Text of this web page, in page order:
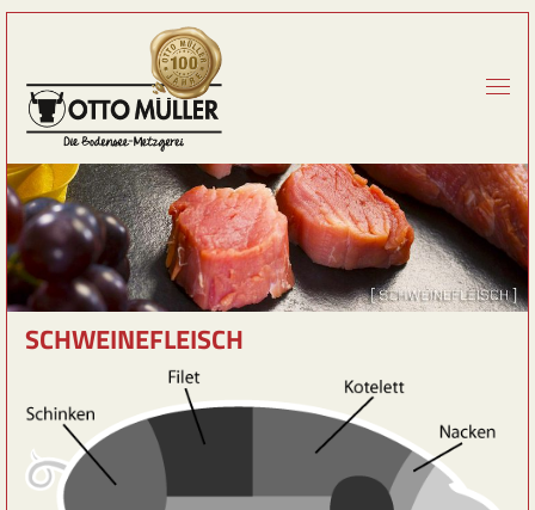
SCHWEINEFLEISCH